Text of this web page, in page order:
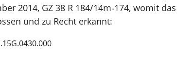
2014, GZ 38 R 184/14m‑174, womit
und zu Recht erkannt: